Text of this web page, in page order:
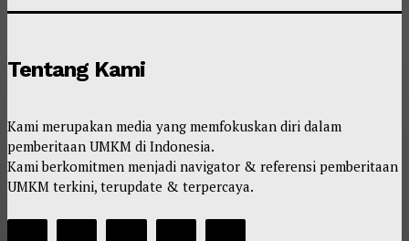
Tentang Kami
Kami merupakan media yang memfokuskan diri dalam
pemberitaan UMKM di Indonesia.
Kami berkomitmen menjadi navigator & referensi pemberitaan
UMKM terkini, terupdate & terpercaya.